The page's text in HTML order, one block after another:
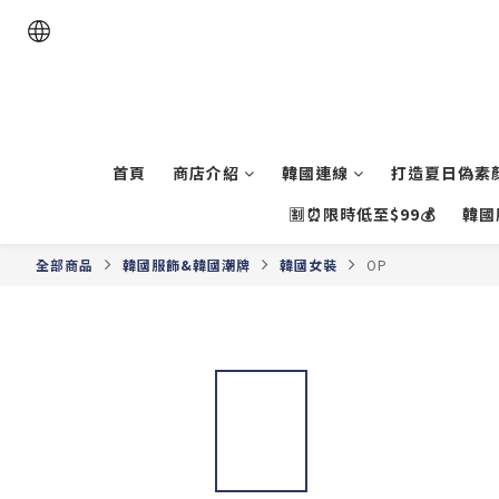
首頁 商店介紹 韓國連線
打造夏日偽
🈹⏰限時低至$99💰
韓
全部商品 韓國服飾&韓國潮牌 韓國女裝 OP